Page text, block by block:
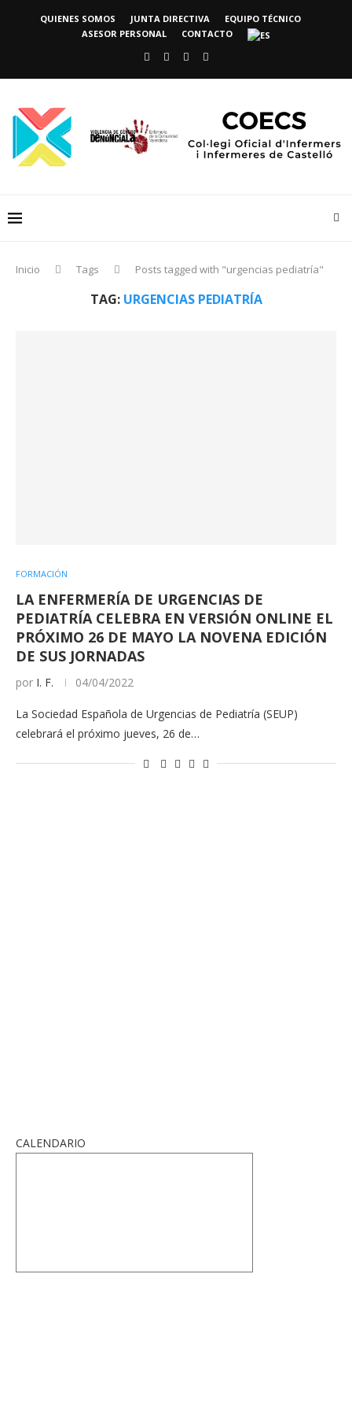
QUIENES SOMOS JUNTA DIRECTIVA
EQUIPO TÉCNICO
ASESOR PERSONAL
CONTACTO
Inicio Tags Posts tagged with "urgencias pediatría"
TAG: URGENCIAS PEDIATRÍA
FORMACIÓN
LA ENFERMERÍA DE URGENCIAS DE
PEDIATRÍA CELEBRA EN VERSIÓN ONLINE EL
PRÓXIMO 26 DE MAYO LA NOVENA EDICIÓN
DE SUS JORNADAS
por I. F. 04/04/2022
La Sociedad Española de Urgencias de Pediatría (SEUP)
celebrará el próximo jueves, 26 de…
CALENDARIO